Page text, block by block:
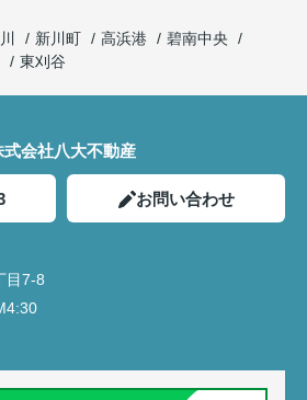
新川町 高浜港
碧南中央
東刈谷
式会社八大不動産
お問い合わせ
目7-8